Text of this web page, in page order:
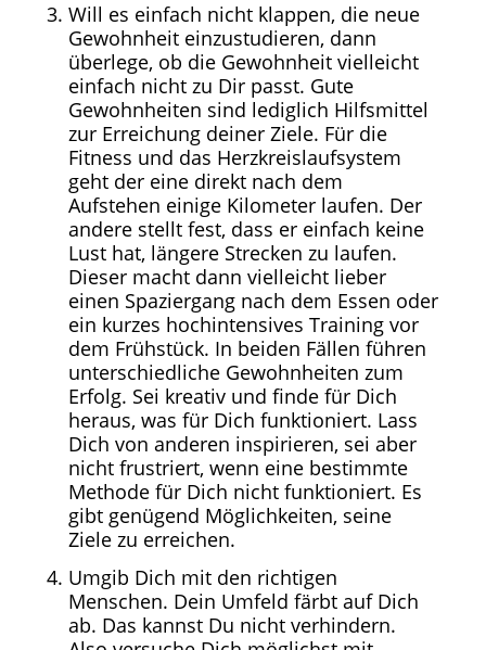
Will es einfach nicht klappen, die neue
Gewohnheit einzustudieren, dann
überlege, ob die Gewohnheit vielleicht
einfach nicht zu Dir passt. Gute
Gewohnheiten sind lediglich Hilfsmittel
zur Erreichung deiner Ziele. Für die
Fitness und das Herzkreislaufsystem
geht der eine direkt nach dem
Aufstehen einige Kilometer laufen. Der
andere stellt fest, dass er einfach keine
Lust hat, längere Strecken zu laufen.
Dieser macht dann vielleicht lieber
einen Spaziergang nach dem Essen oder
ein kurzes hochintensives Training vor
dem Frühstück. In beiden Fällen führen
unterschiedliche Gewohnheiten zum
Erfolg. Sei kreativ und finde für Dich
heraus, was für Dich funktioniert. Lass
Dich von anderen inspirieren, sei aber
nicht frustriert, wenn eine bestimmte
Methode für Dich nicht funktioniert. Es
gibt genügend Möglichkeiten, seine
Ziele zu erreichen.
Umgib Dich mit den richtigen
Menschen. Dein Umfeld färbt auf Dich
ab. Das kannst Du nicht verhindern.